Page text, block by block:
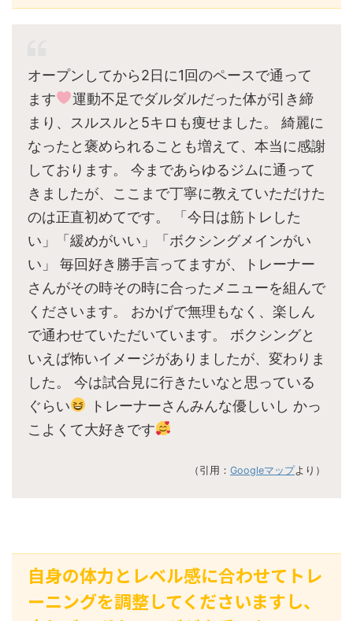
オープンしてから2日に1回のペースで通って
ます
運動不足でダルダルだった体が引き締
まり、スルスルと5キロも痩せました。 綺麗に
なったと褒められることも増えて、本当に感謝
しております。 今まであらゆるジムに通って
きましたが、ここまで丁寧に教えていただけた
のは正直初めてです。 「今日は筋トレした
い」「緩めがいい」「ボクシングメインがい
い」 毎回好き勝手言ってますが、トレーナー
さんがその時その時に合ったメニューを組んで
くださいます。 おかげで無理もなく、楽しん
で通わせていただいています。 ボクシングと
いえば怖いイメージがありましたが、変わりま
した。 今は試合見に行きたいなと思っている
ぐらい
トレーナーさんみんな優しいし かっ
こよくて大好きです
（引用： Googleマップより）
自身の体力とレベル感に合わせてトレ
ーニングを調整してくださいますし、